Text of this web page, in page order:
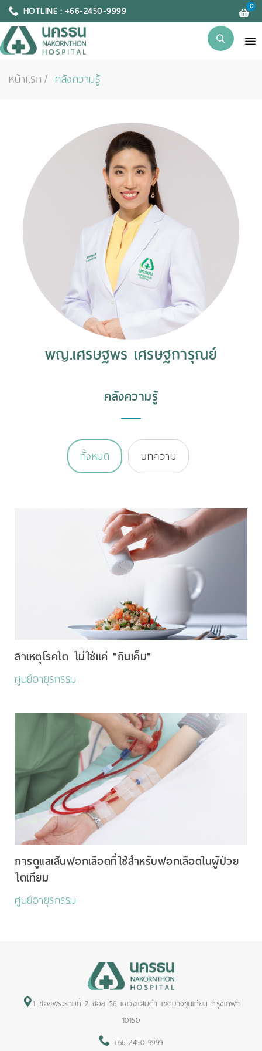
HOTLINE : +66-2450-9999 0
หน้าแรก คลังความรู้
พญ.เศรษฐพร เศรษฐการุณย์
คลังความรู้
ทั้งหมด บทความ
สาเหตุโรคไต ไม่ใช่แค่ "กินเค็ม"
ศูนย์อายุรกรรม
การดูแลเส้นฟอกเลือดที่ใช้สำหรับฟอกเลือดในผู้ป่วย
ไตเทียม
ศูนย์อายุรกรรม
1 ซอยพระรามที่ 2 ซอย 56 แขวงแสมดำ เขตบางขุนเทียน กรุงเทพฯ
10150
+66-2450-9999